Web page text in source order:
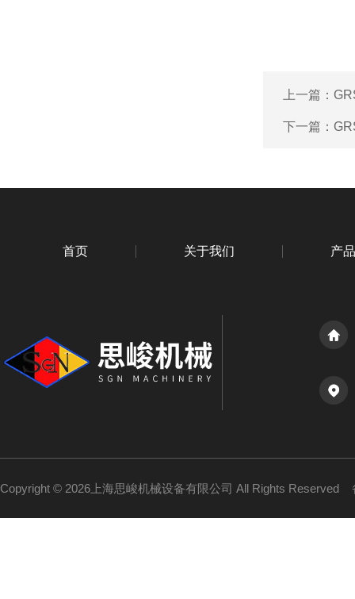
上一篇：
下一篇：
首页 关于我们 产
Copyright © 2026上海思峻机械设备有限公司 All Rights Reserved